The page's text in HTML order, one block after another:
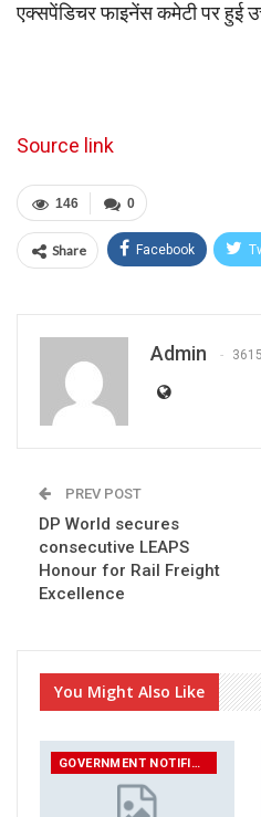
एक्सपेंडिचर फाइनेंस कमेटी पर हुई
Source link
0
146
Share Facebook
Admin
PREV POST
DP World secures
consecutive LEAPS
Honour for Rail Freight
Excellence
You Might Also Like
GOVERNMENT NOTIFICATIONS